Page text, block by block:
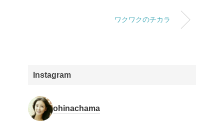
ワクワクのチカラ
Instagram
ohinachama